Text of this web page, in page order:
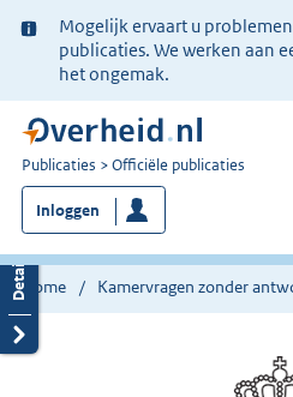
Ter
informatie:
Mogelijk ervaart u
publicaties. We werken aan
het ongemak.
U
bent
nu
hier:
Publicaties Officiële publicaties
Inloggen
Home Kamervragen zonder